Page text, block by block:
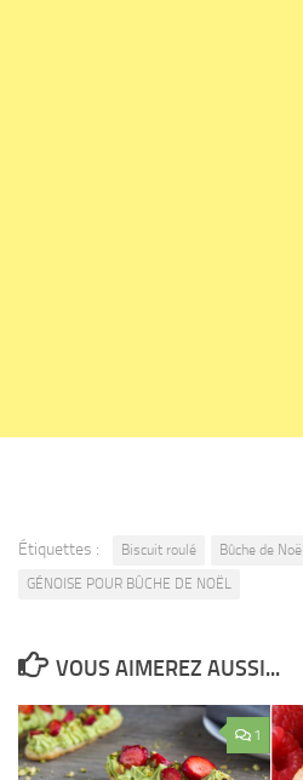
Étiquettes : Biscuit roulé Bûche de Noël
GÉNOISE POUR BÛCHE DE NOËL
VOUS AIMEREZ AUSSI...
1